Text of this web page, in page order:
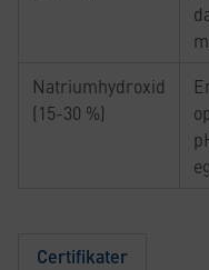
Natriumhydroxid
(15-30 %)
Certifikater